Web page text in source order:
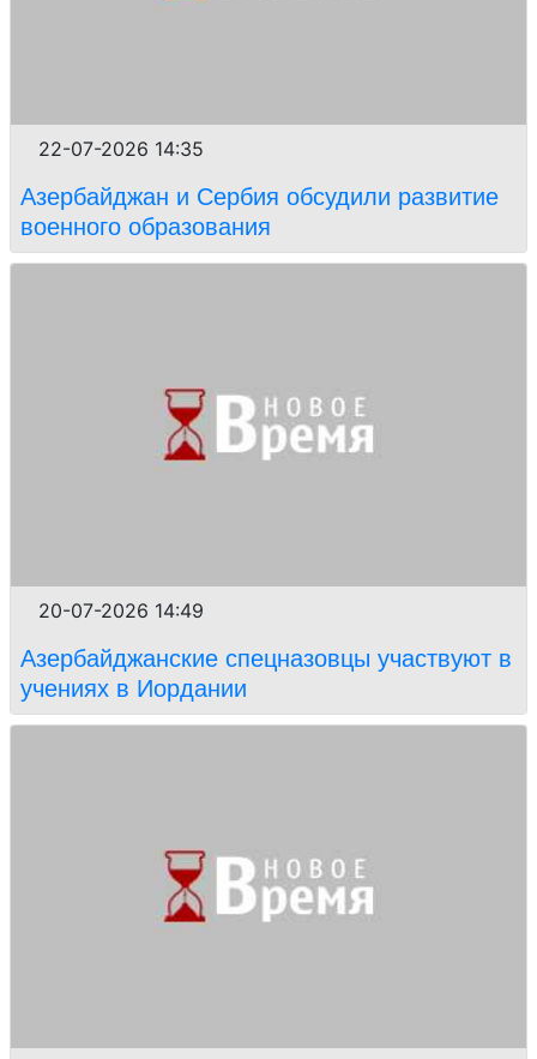
22-07-2026 14:35
Азербайджан и Сербия обсудили развитие
военного образования
20-07-2026 14:49
Азербайджанские спецназовцы участвуют в
учениях в Иордании